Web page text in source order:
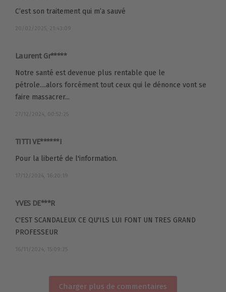
C’est son traitement qui m’a sauvé
20/02/2025, 21:43:09
Laurent Gr*****
Notre santé est devenue plus rentable que le
pétrole....alors forcément tout ceux qui le dénonce vont se
faire massacrer...
27/12/2024, 00:52:25
TITTI VE******I
Pour la liberté de l'information.
17/12/2024, 16:20:19
YVES DE***R
C'EST SCANDALEUX CE QU'ILS LUI FONT UN TRES GRAND
PROFESSEUR
16/11/2024, 15:09:25
Charger plus de commentaires